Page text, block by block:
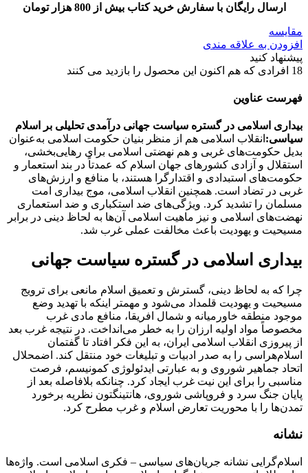
ارسال رایگان با سفارش خرید کتاب بیش از 800 هزار تومان
مقایسه
افزودن به علاقه مندی
پیشنهاد کنید
18 افرادی که هم اکنون این محصول را بازدید می کنند
فهرست عناوین
بیداری اسلامی در گستره سیاست جهانی درآمدی تحلیلی بر اسلام
سیاسی: انقلاب اسلامی هم از منظر بنیان حکومت اسلامی به‌عنوان
بدیل حکومت‌های غربی و هم نهضتی اسلامی برای رهایی‌بخشی،
استقلال و آزادی کشورهای جهان اسلام که عمدتاً در بند استعمار و
حکومت‌های استبدادی و اقتدار‌گرا هستند، با منافع و ارزش‌های
غربی در تضاد است. همچنین انقلاب اسلامی، موج بیداری امت
مسلمان را تشدید کرد. ویژگی‌های ضد استکباری و ضد استعماری
نهضت‌های اسلامی و نیز ماهیت اسلامی آن‌ها به لحاظ دینی در برابر
مسیحیت و یهودیت باعث مخالفت عملی غرب شد.
بیداری اسلامی در گستره سیاست جهانی
چرا که به لحاظ دینی، گسترش و تعمیق اسلام مانعی برای ترویج
مسیحیت و یهودیت قلمداد می‌شود و مهمتر اینکه با تهدید وضع
موجود منطقه خاورمیانه و شمال افریقا، منافع مادی غرب
مخصوصاً مواد اولیه ارزان را به خطر می‌انداخت. در نتیجه غرب بعد
از پیروزی انقلاب اسلامی ایران، به این فکر افتاد تا گفتمان
اسلام‌هراسی را به صدر ادبیات و تبلیغات خود منتقل کند. اضمحلال
اتحاد جماهیر شوروی و به عبارتی ایدئولوژی کمونیسم، فرصت
مناسبی را برای این نیت غرب ایجاد کرد. چنانکه بلافاصله بعد از
پایان جنگ سرد و فروپاشی شوروی، هانتینگتون نظریه برخورد
تمدن‌ها را با محوریت تعارض اسلام و غرب مطرح کرد.
نشانه
اسلام‌گرایی نشانه جریان‌های سیاسی – ‌فکری اسلامی است. واژه‌ها